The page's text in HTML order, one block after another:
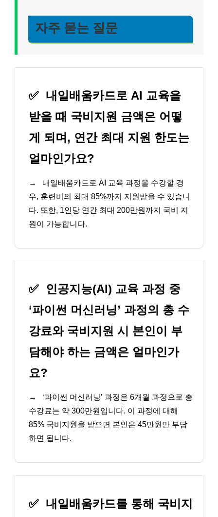
자주 묻는 질문
✅ 내일배움카드로 AI 교육을
받을 때 국비지원 금액은 어떻
게 되며, 연간 최대 지원 한도는
얼마인가요?
→
내일배움카드로 AI 교육 과정을 수강할 경
우, 훈련비의 최대 85%까지 지원받을 수 있습니
다. 또한, 1인당 연간 최대 200만원까지 국비 지
원이 가능합니다.
✅
인공지능(AI) 교육 과정 중
‘파이썬 머신러닝’ 과정의 총 수
강료와 국비지원 시 본인이 부
담해야 하는 금액은 얼마인가
요?
→
‘파이썬 머신러닝’ 과정은 6개월 과정으로 총
수강료는 약 300만원입니다. 이 과정에 대해
85% 국비지원을 받으면 본인은 45만원만 부담
하면 됩니다.
✅ 내일배움카드를 통해 국비지